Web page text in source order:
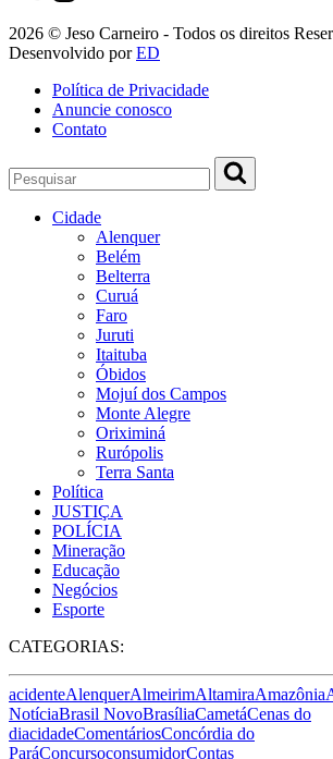
2026 © Jeso Carneiro - Todos os direitos
Desenvolvido porED
Política de Privacidade
Anuncie conosco
Contato
Cidade
Alenquer
Belém
Belterra
Curuá
Faro
Juruti
Itaituba
Óbidos
Mojuí dos Campos
Monte Alegre
Oriximiná
Rurópolis
Terra Santa
Política
JUSTIÇA
POLÍCIA
Mineração
Educação
Negócios
Esporte
CATEGORIAS:
acidenteAlenquerAlmeirimAltamiraAmazônia
NotíciaBrasil NovoBrasíliaCametáCenas do
diacidadeComentáriosConcórdia do
ParáConcursoconsumidorContas